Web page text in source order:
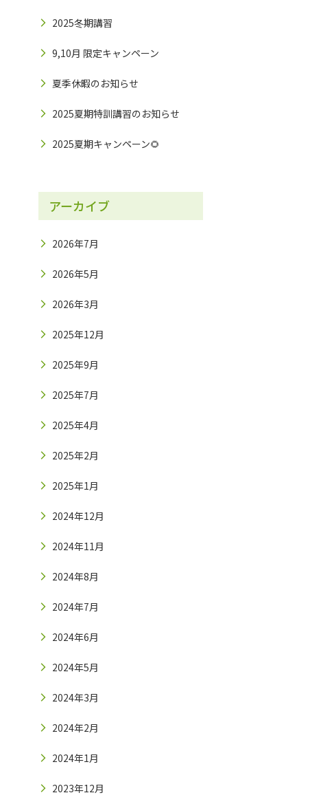
2025冬期講習
9,10月 限定キャンペーン
夏季休暇のお知らせ
2025夏期特訓講習のお知らせ
2025夏期キャンペーン🌻
アーカイブ
2026年7月
2026年5月
2026年3月
2025年12月
2025年9月
2025年7月
2025年4月
2025年2月
2025年1月
2024年12月
2024年11月
2024年8月
2024年7月
2024年6月
2024年5月
2024年3月
2024年2月
2024年1月
2023年12月